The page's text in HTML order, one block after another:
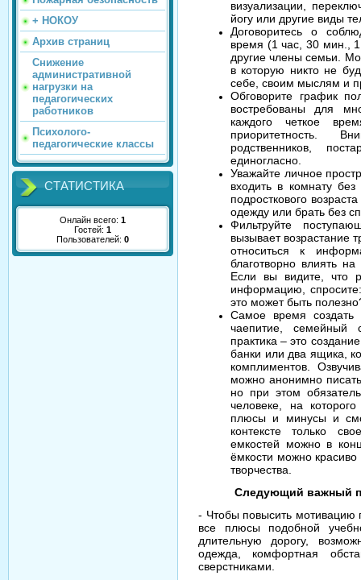
+ НОКОУ
Архив страниц
Снижение
административной
нагрузки на
педагогических
работников
Психолого-
педагогические классы
СТАТИСТИКА
Онлайн всего: 1
Гостей: 1
Пользователей: 0
визуализации,
йогу или другие виды
Договоритесь о
время (1 час, 30 мин.,
другие члены семьи.
в которую никто не
себе, своим мыслям и
Обговорите график
востребованы для
каждого четкое
приоритетность.
родственников,
единогласно.
Уважайте личное
входить в комнату
подросткового
одежду или брать без
Фильтруйте
вызывает возрастание
относиться к
благотворно влиять
Если вы видите, что
информацию,
это может быть
Самое время создать
чаепитие, семейный
практика – это
банки или два ящика,
комплиментов.
можно анонимно
но при этом
человеке, на
плюсы и минусы и
контексте только
емкостей можно в
ёмкости можно
творчества.
Следующий важный
- Чтобы повысить мотивацию
все плюсы подобной
длительную дорогу,
одежда, комфортная
сверстниками.